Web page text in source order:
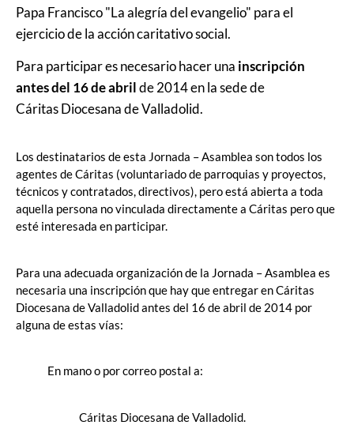
Papa Francisco "La alegría del evangelio" para el
ejercicio de la acción caritativo social.
Para participar es necesario hacer una inscripción
antes del 16 de abrilde 2014 en la sede de
Cáritas Diocesana de Valladolid.
Los destinatarios de esta Jornada – Asamblea son todos los
agentes de Cáritas (voluntariado de parroquias y proyectos,
técnicos y contratados, directivos), pero está abierta a toda
aquella persona no vinculada directamente a Cáritas pero que
esté interesada en participar.
Para una adecuada organización de la Jornada – Asamblea es
necesaria una inscripción que hay que entregar en Cáritas
Diocesana de Valladolid antes del 16 de abril de 2014 por
alguna de estas vías:
En mano o por correo postal a:
Cáritas Diocesana de Valladolid.